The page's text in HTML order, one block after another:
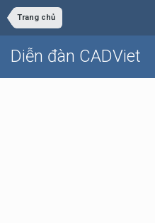
Trang chủ
Diễn đàn CADViet